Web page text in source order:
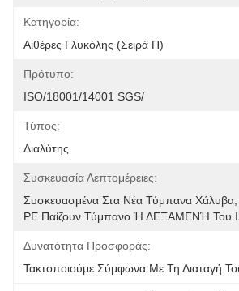
Κατηγορία:
Αιθέρες Γλυκόλης (σειρά Π)
Πρότυπο:
ISO/18001/14001 SGS/
Τύπος:
Διαλύτης
Συσκευασία Λεπτομέρειες:
Συσκευασμένα Στα Νέα Τύμπανα
PE Παίζουν Τύμπανο Ή ΔΕΞΑΜΕΝΉ Του
Δυνατότητα Προσφοράς:
Τακτοποιούμε Σύμφωνα Με Τη Διαταγή